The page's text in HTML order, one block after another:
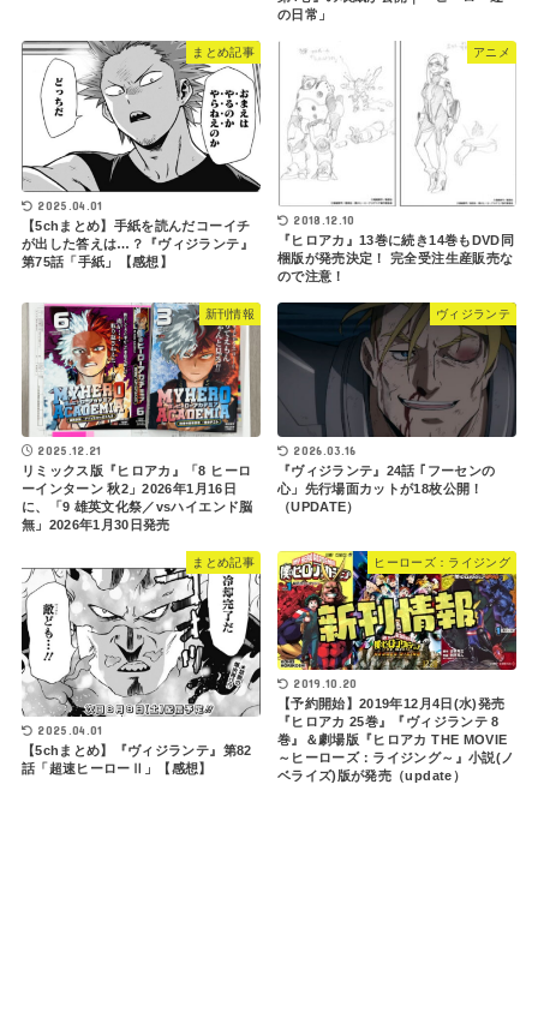
の日常」
まとめ記事
2025.04.01
【5chまとめ】手紙を読んだコーイチ
が出した答えは…？『ヴィジランテ』
第75話「手紙」【感想】
アニメ
2018.12.10
『ヒロアカ』13巻に続き14巻もDVD同
梱版が発売決定！ 完全受注生産販売な
ので注意！
新刊情報
2025.12.21
リミックス版『ヒロアカ』「8 ヒーロ
ーインターン 秋2」2026年1月16日
に、「9 雄英文化祭／vsハイエンド脳
無」2026年1月30日発売
ヴィジランテ
2026.03.16
『ヴィジランテ』24話 ｢フーセンの
心」先行場面カットが18枚公開！
（UPDATE）
まとめ記事
2025.04.01
【5chまとめ】『ヴィジランテ』第82
話「超速ヒーローⅡ」【感想】
ヒーローズ：ライジング
2019.10.20
【予約開始】2019年12月4日(水)発売
『ヒロアカ 25巻』『ヴィジランテ 8
巻』＆劇場版『ヒロアカ THE MOVIE
～ヒーローズ：ライジング～』小説(ノ
ベライズ)版が発売（update）